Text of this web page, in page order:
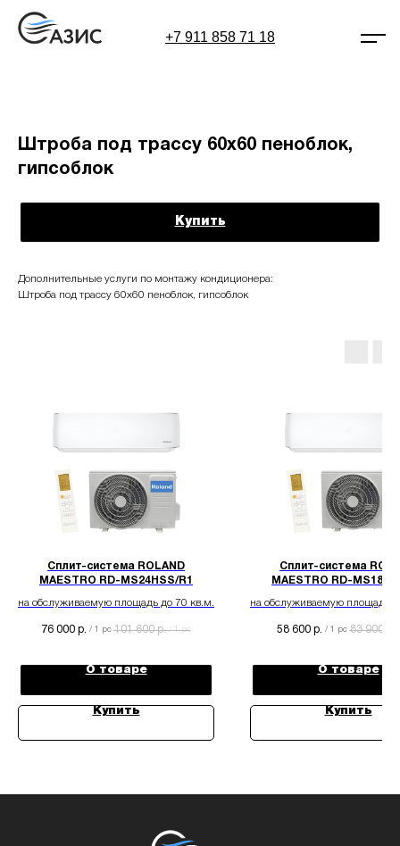
+7 911 858 71 18
Штроба под трассу 60х60 пеноблок,
гипсоблок
Купить
Дополнительные услуги по монтажу кондиционера:
Штроба под трассу 60х60 пеноблок, гипсоблок
Сплит-система ROLAND
MAESTRO RD-MS24HSS/R1
на обслуживаемую площадь до 70 кв.м.
76 000 р. / 1 pc 101 600 р. / 1 pc
О товаре
Купить
Сплит-система
MAESTRO RD-
на обслуживаемую площадь
58 600 р. / 1 pc 83 900
О товаре
Купить